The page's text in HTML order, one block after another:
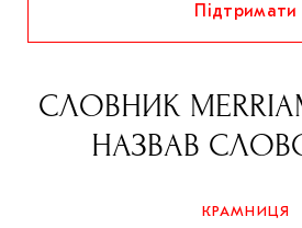
НОВИНИ
ІНТЕРВ’Ю
ХУДОЖНИКИ
АРХІТЕКТУРА
РІДНИЙ
ВИСТАВКИ
Підтримати
СЛОВНИК
НАЗВАВ
КРАМНИЦЯ